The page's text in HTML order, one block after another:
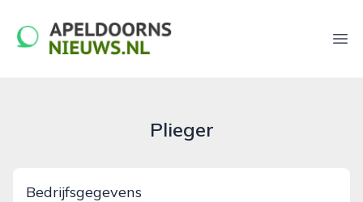
apeldoornsnieuws.nl
Plieger
Bedrijfsgegevens